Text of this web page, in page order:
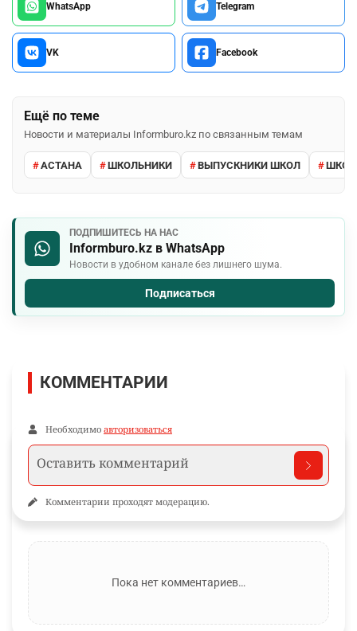
WhatsApp Telegram
VK Facebook
Ещё по теме
Новости и материалы Informburo.kz по связанным темам
АСТАНА ШКОЛЬНИКИ ВЫПУСКНИКИ ШКОЛ
ПОДПИШИТЕСЬ НА НАС
Informburo.kz в WhatsApp
Новости в удобном канале без лишнего шума.
Подписаться
КОММЕНТАРИИ
Необходимо авторизоваться
Комментарии проходят модерацию.
Пока нет комментариев…